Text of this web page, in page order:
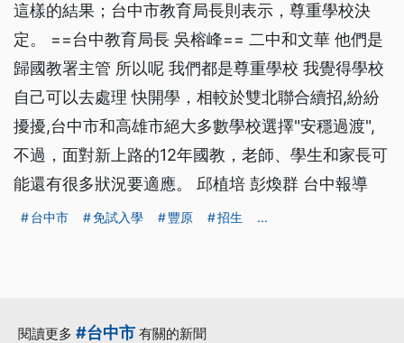
這樣的結果；台中市教育局長則表示，尊重學校決
定。 ==台中教育局長 吳榕峰== 二中和文華 他們是
歸國教署主管 所以呢 我們都是尊重學校 我覺得學校
自己可以去處理 快開學，相較於雙北聯合續招,紛紛
擾擾,台中市和高雄市絕大多數學校選擇"安穩過渡",
不過，面對新上路的12年國教，老師、學生和家長可
能還有很多狀況要適應。 邱植培 彭煥群 台中報導
台中市 免試入學 豐原 招生 ...
閱讀更多 #台中市 有關的新聞